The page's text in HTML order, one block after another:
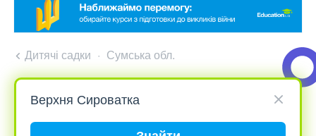
Дитячі садки Сумська обл.